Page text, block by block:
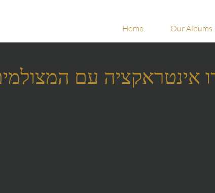
Home Our Albums